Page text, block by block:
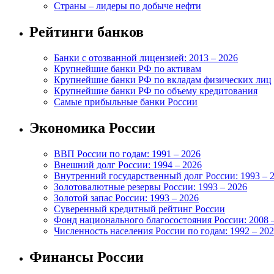
Страны – лидеры по добыче нефти
Рейтинги банков
Банки с отозванной лицензией: 2013 – 2026
Крупнейшие банки РФ по активам
Крупнейшие банки РФ по вкладам физических лиц
Крупнейшие банки РФ по объему кредитования
Самые прибыльные банки России
Экономика России
ВВП России по годам: 1991 – 2026
Внешний долг России: 1994 – 2026
Внутренний государственный долг России: 1993 –
Золотовалютные резервы России: 1993 – 2026
Золотой запас России: 1993 – 2026
Суверенный кредитный рейтинг России
Фонд национального благосостояния России: 2008
Численность населения России по годам: 1992 –
Финансы России